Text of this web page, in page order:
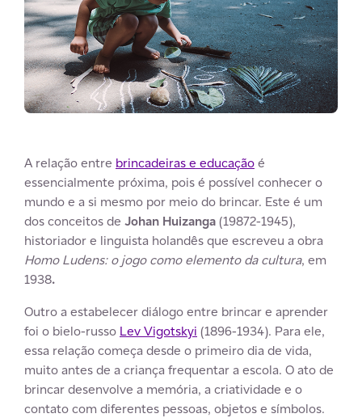
A relação entre brincadeiras e educaçãoé
essencialmente próxima, pois é possível conhecer o
mundo e a si mesmo por meio do brincar. Este é um
dos conceitos de Johan Huizanga(19872-1945),
historiador e linguista holandês que escreveu a obra
Homo Ludens: o jogo como elemento da cultura, em
1938.
Outro a estabelecer diálogo entre brincar e aprender
foi o bielo-russo Lev Vigotskyi (1896-1934). Para ele,
essa relação começa desde o primeiro dia de vida,
muito antes de a criança frequentar a escola. O ato de
brincar desenvolve a memória, a criatividade e o
contato com diferentes pessoas, objetos e símbolos.